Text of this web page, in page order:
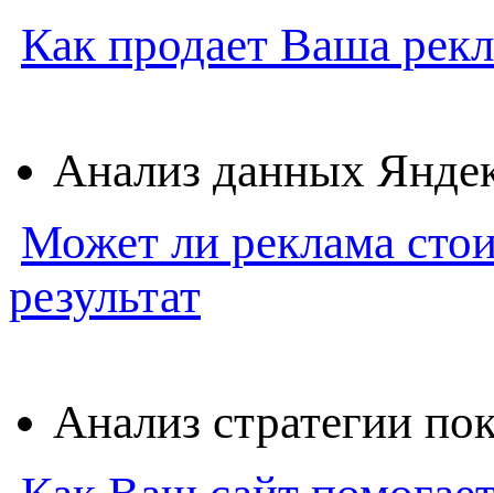
Как продает Ваша
Анализ данных
Может ли реклама
результат
Анализ стратегии